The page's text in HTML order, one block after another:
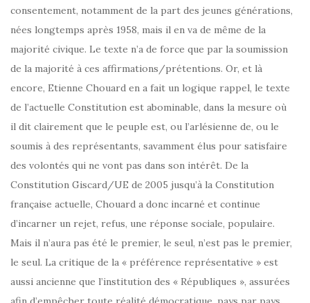
consentement, notamment de la part des jeunes générations,
nées longtemps après 1958, mais il en va de même de la
majorité civique. Le texte n’a de force que par la soumission
de la majorité à ces affirmations/prétentions. Or, et là
encore, Etienne Chouard en a fait un logique rappel, le texte
de l’actuelle Constitution est abominable, dans la mesure où
il dit clairement que le peuple est, ou l’arlésienne de, ou le
soumis à des représentants, savamment élus pour satisfaire
des volontés qui ne vont pas dans son intérêt. De la
Constitution Giscard/UE de 2005 jusqu’à la Constitution
française actuelle, Chouard a donc incarné et continue
d’incarner un rejet, refus, une réponse sociale, populaire.
Mais il n’aura pas été le premier, le seul, n’est pas le premier,
le seul. La critique de la « préférence représentative » est
aussi ancienne que l’institution des « Républiques », assurées